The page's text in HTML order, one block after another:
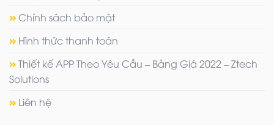
Chính sách bảo mật
Hình thức thanh toán
Thiết kế APP Theo Yêu Cầu – Bảng Giá 2022 – Ztech
Solutions
Liên hệ